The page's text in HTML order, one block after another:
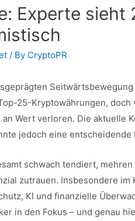
Experte sieht
/ By CryptoPR
25-Kryptowährungen, doch
Wert verloren. Die aktuelle
jedoch eine entscheidende
schwach tendiert,
zutrauen. Insbesondere im
KI und finanzielle
in den Fokus – und genau